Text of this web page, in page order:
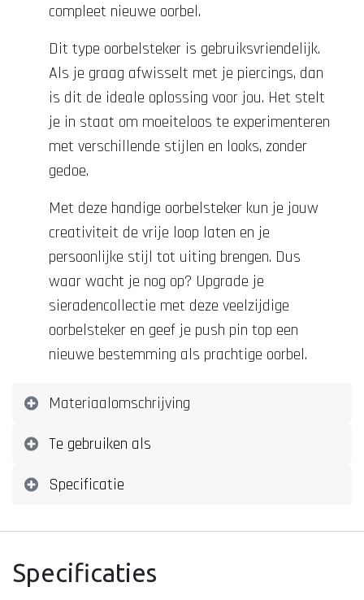
compleet nieuwe oorbel.
Dit type oorbelsteker is gebruiksvriendelijk.
Als je graag afwisselt met je piercings, dan
is dit de ideale oplossing voor jou. Het stelt
je in staat om moeiteloos te experimenteren
met verschillende stijlen en looks, zonder
gedoe.
Met deze handige oorbelsteker kun je jouw
creativiteit de vrije loop laten en je
persoonlijke stijl tot uiting brengen. Dus
waar wacht je nog op? Upgrade je
sieradencollectie met deze veelzijdige
oorbelsteker en geef je push pin top een
nieuwe bestemming als prachtige oorbel.
Materiaalomschrijving
Te gebruiken als
Specificatie
Specificaties